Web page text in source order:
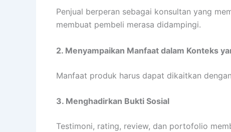
Penjual berperan sebagai konsultan yang
membuat pembeli merasa didampingi.
2. Menyampaikan Manfaat dalam Konteks
Manfaat produk harus dapat dikaitkan
3. Menghadirkan Bukti Sosial
Testimoni, rating, review, dan portofolio